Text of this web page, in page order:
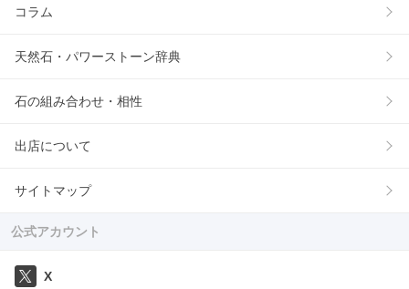
コラム
天然石・パワーストーン辞典
石の組み合わせ・相性
出店について
サイトマップ
公式アカウント
X